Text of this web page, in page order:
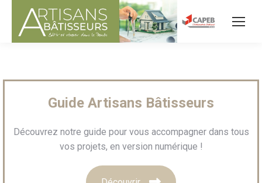
Guide Artisans Bâtisseurs
Découvrez notre guide pour vous accompagner dans tous
vos projets, en version numérique !